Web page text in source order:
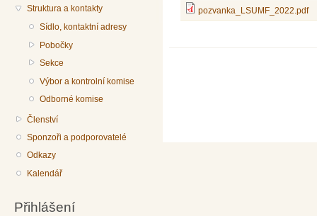
Struktura a kontakty
Sídlo, kontaktní adresy
Pobočky
Sekce
Výbor a kontrolní komise
Odborné komise
Členství
Sponzoři a podporovatelé
Odkazy
Kalendář
Přihlášení
pozvanka_LSUMF_2022.pdf